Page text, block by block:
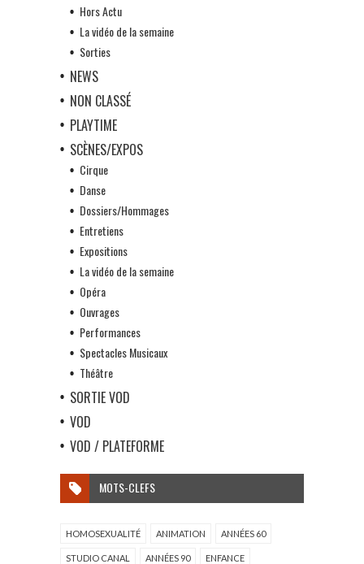
Hors Actu
La vidéo de la semaine
Sorties
NEWS
NON CLASSÉ
PLAYTIME
SCÈNES/EXPOS
Cirque
Danse
Dossiers/Hommages
Entretiens
Expositions
La vidéo de la semaine
Opéra
Ouvrages
Performances
Spectacles Musicaux
Théâtre
SORTIE VOD
VOD
VOD / PLATEFORME
MOTS-CLEFS
HOMOSEXUALITÉ ANIMATION ANNÉES 60
STUDIO CANAL ANNÉES 90 ENFANCE